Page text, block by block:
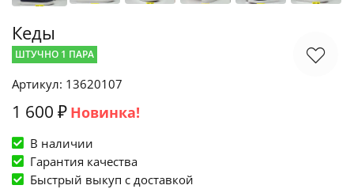
Кеды
ШТУЧНО 1 ПАРА
Артикул: 13620107
1 600 ₽ Новинка!
В наличии
Гарантия качества
Быстрый выкуп c доставкой